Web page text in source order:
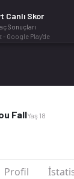
bir
FallYaş 18
Profil
Canlı Skor
Sonuçları
- Google Play'de